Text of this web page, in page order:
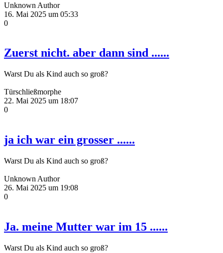
Unknown Author
16. Mai 2025 um 05:33
0
Zuerst nicht. aber dann sind ......
Warst Du als Kind auch so groß?
Türschließmorphe
22. Mai 2025 um 18:07
0
ja ich war ein grosser ......
Warst Du als Kind auch so groß?
Unknown Author
26. Mai 2025 um 19:08
0
Ja. meine Mutter war im 15 ......
Warst Du als Kind auch so groß?